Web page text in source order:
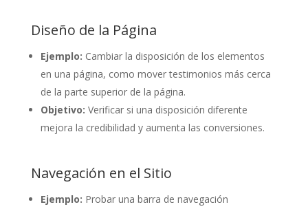
Diseño de la Página
Ejemplo: Cambiar la disposición de los elementos
en una página, como mover testimonios más cerca
de la parte superior de la página.
Objetivo: Verificar si una disposición diferente
mejora la credibilidad y aumenta las conversiones.
Navegación en el Sitio
Ejemplo: Probar una barra de navegación